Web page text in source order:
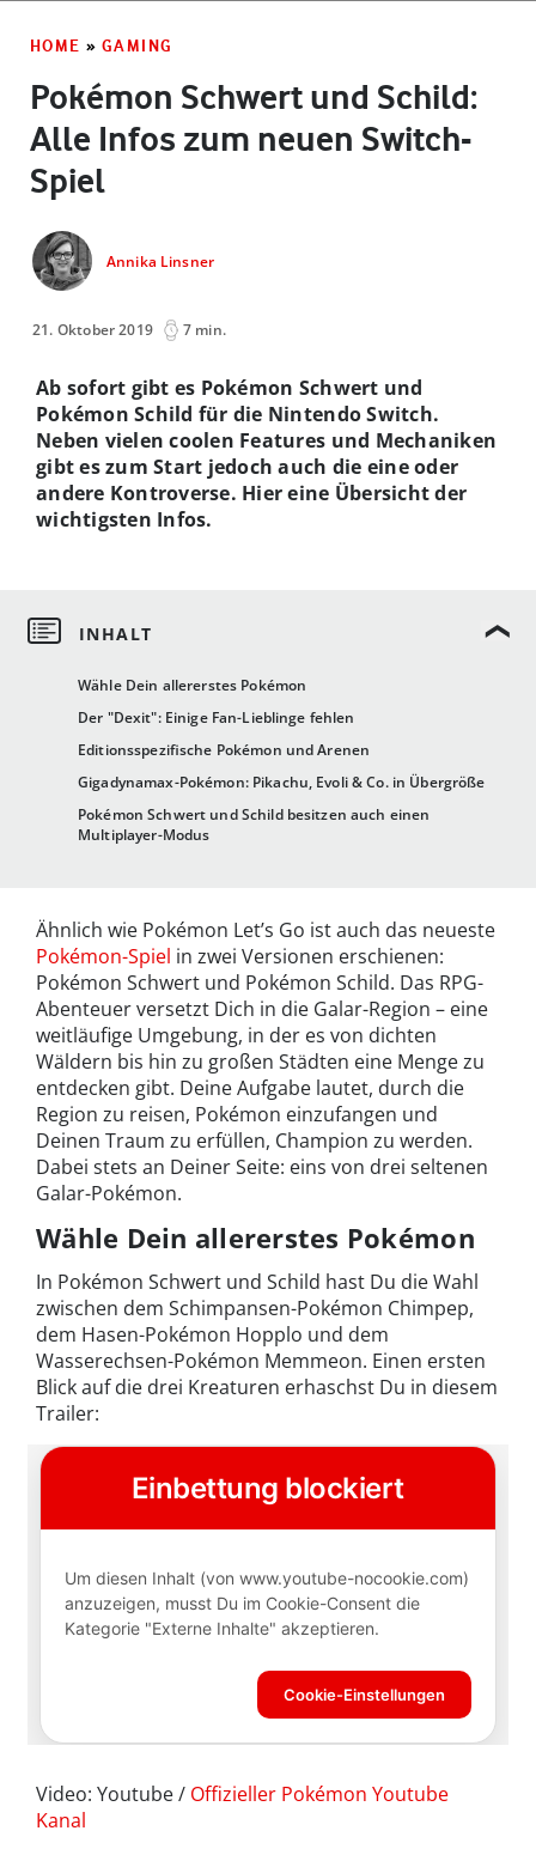
HOME » GAMING
Pokémon Schwert und Schild:
Alle Infos zum neuen Switch-
Spiel
Annika Linsner
21. Oktober 2019 7 min.
Wähle Dein allererstes Pokémon
Der "Dexit": Einige Fan-Lieblinge fehlen
Editionsspezifische Pokémon und Arenen
Gigadynamax-Pokémon: Pikachu, Evoli & Co. in Übergröße
Pokémon Schwert und Schild besitzen auch einen
Multiplayer-Modus
Ab sofort gibt es Pokémon Schwert und
Pokémon Schild für die Nintendo Switch.
Neben vielen coolen Features und Mechaniken
gibt es zum Start jedoch auch die eine oder
andere Kontroverse. Hier eine Übersicht der
wichtigsten Infos.
Ähnlich wie Pokémon Let’s Go ist auch das neueste
Pokémon-Spiel in zwei Versionen erschienen:
Pokémon Schwert und Pokémon Schild. Das RPG-
Abenteuer versetzt Dich in die Galar-Region – eine
weitläufige Umgebung, in der es von dichten
Wäldern bis hin zu großen Städten eine Menge zu
entdecken gibt. Deine Aufgabe lautet, durch die
Region zu reisen, Pokémon einzufangen und
Deinen Traum zu erfüllen, Champion zu werden.
Dabei stets an Deiner Seite: eins von drei seltenen
Galar-Pokémon.
Wähle Dein allererstes Pokémon
In Pokémon Schwert und Schild hast Du die Wahl
zwischen dem Schimpansen-Pokémon Chimpep,
dem Hasen-Pokémon Hopplo und dem
Wasserechsen-Pokémon Memmeon. Einen ersten
Blick auf die drei Kreaturen erhaschst Du in diesem
Trailer:
Video: Youtube / Offizieller Pokémon Youtube
Kanal